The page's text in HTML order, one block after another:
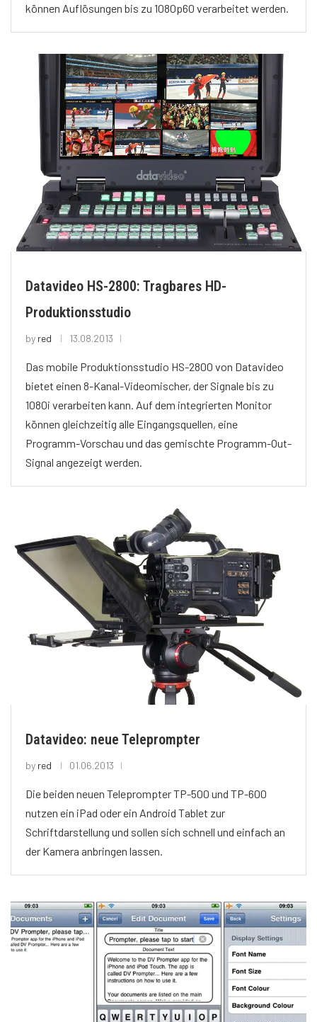
können Auflösungen bis zu 1080p60 verarbeitet werden.
Datavideo HS-2800: Tragbares HD-
Produktionsstudio
by red 13.08.2013
Das mobile Produktionsstudio HS-2800 von Datavideo
bietet einen 8-Kanal-Videomischer, der Signale bis zu
1080i verarbeiten kann. Auf dem integrierten Monitor
können gleichzeitig alle Eingangsquellen, eine
Programm-Vorschau und das gemischte Programm-Out-
Signal angezeigt werden.
Datavideo: neue Teleprompter
by red 01.06.2013
Die beiden neuen Teleprompter TP-500 und TP-600
nutzen ein iPad oder ein Android Tablet zur
Schriftdarstellung und sollen sich schnell und einfach an
der Kamera anbringen lassen.